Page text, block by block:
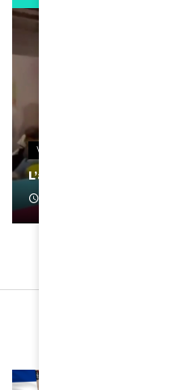
VIDEOS
L’artiste Yoan s’exprime